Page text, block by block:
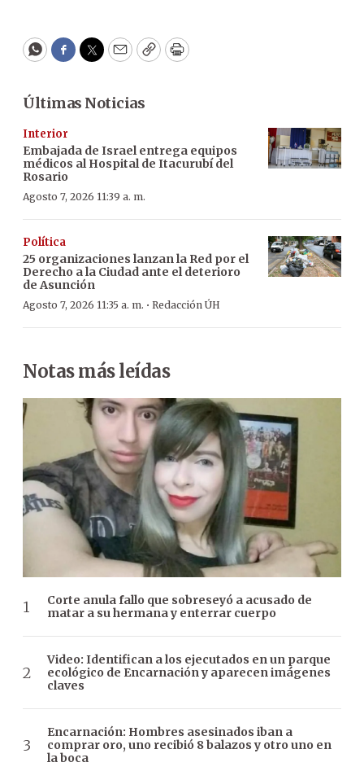
WhatsApp
Facebook
Twitter
EmailCopyPrint
Últimas Noticias
Interior
Embajada de Israel entrega equipos
médicos al Hospital de Itacurubí del
Rosario
Agosto 7, 2026 11:39 a. m.
Política
25 organizaciones lanzan la Red por el
Derecho a la Ciudad ante el deterioro
de Asunción
Agosto 7, 2026 11:35 a. m. · Redacción ÚH
Notas más leídas
Corte anula fallo que sobreseyó a acusado de
matar a su hermana y enterrar cuerpo
Video: Identifican a los ejecutados en un parque
ecológico de Encarnación y aparecen imágenes
claves
Encarnación: Hombres asesinados iban a
comprar oro, uno recibió 8 balazos y otro uno en
la boca